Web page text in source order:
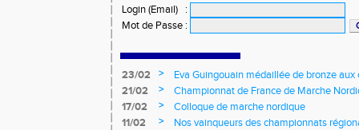
Login (Email)
:
Mot de Passe :
23/02 >
Eva Guingouain médaillée de bronze
jeunes
21/02 >
Championnat de France de Marche
17/02
>
Colloque de marche nordique
11/02
>
Nos vainqueurs des championnats